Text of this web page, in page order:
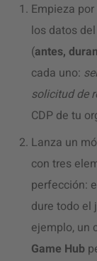
Empieza
los datos
(antes,
cada uno:
solicitud de
CDP de tu
Lanza un
con tres
perfección:
dure todo el
ejemplo, un
Game Hub